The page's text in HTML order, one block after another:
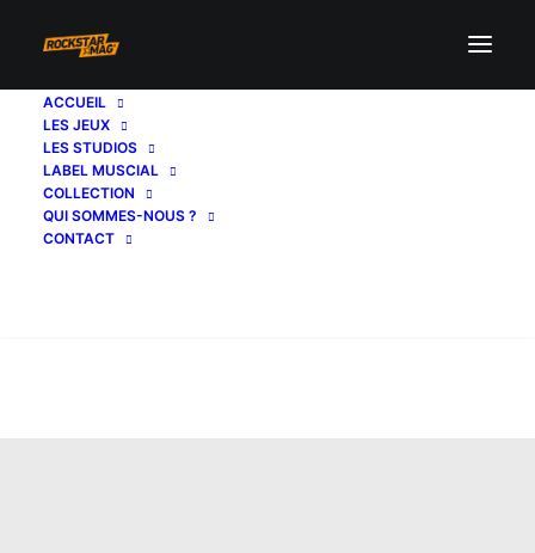
ACCUEIL
LES JEUX
LES STUDIOS
LABEL MUSCIAL
COLLECTION
QUI SOMMES-NOUS ?
CONTACT